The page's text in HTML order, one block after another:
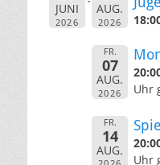
JUNI
2026
AUG.
2026
FR.
07
AUG.
2026
Uhr
FR.
14
AUG.
Uhr